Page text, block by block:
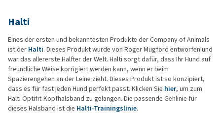
Halti
Eines der ersten und bekanntesten Produkte der Company of Animals
ist der Halti. Dieses Produkt wurde von Roger Mugford entworfen und
war das allererste Halfter der Welt. Halti sorgt dafür, dass Ihr Hund auf
freundliche Weise korrigiert werden kann, wenn er beim
Spazierengehen an der Leine zieht. Dieses Produkt ist so konzipiert,
dass es für fast jeden Hund perfekt passt. Klicken Sie hier, um zum
Halti Optifit-Kopfhalsband zu gelangen. Die passende Gehlinie für
dieses Halsband ist die Halti-Trainingslinie.